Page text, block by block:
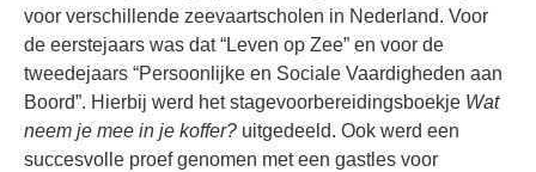
voor verschillende zeevaartscholen in Nederland. Voor
de eerstejaars was dat “Leven op Zee” en voor de
tweedejaars “Persoonlijke en Sociale Vaardigheden aan
Boord”. Hierbij werd het stagevoorbereidingsboekje Wat
neem je mee in je koffer? uitgedeeld. Ook werd een
succesvolle proef genomen met een gastles voor